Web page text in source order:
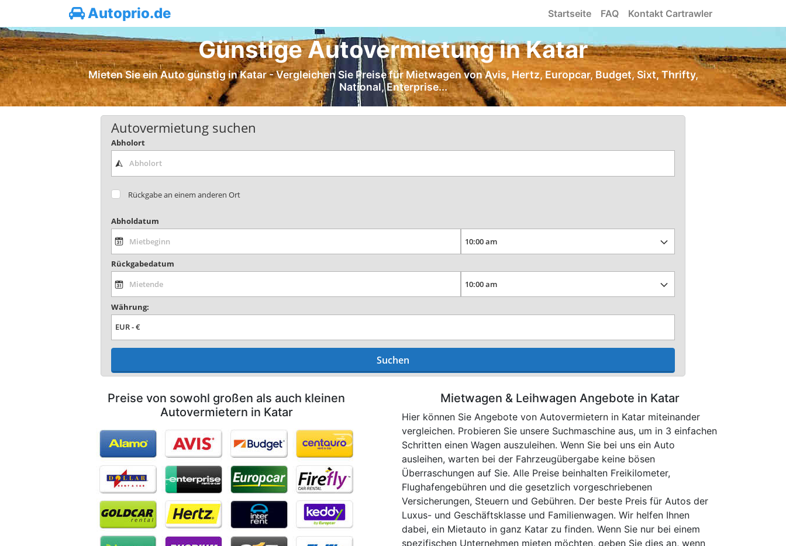
Autoprio.de Startseite FAQ Kontakt Cartrawler
Günstige Autovermietung in Katar
Mieten Sie ein Auto günstig in Katar - Vergleichen Sie Preise für Mietwagen von Avis, Hertz, Europcar, Budget, Sixt, Thrifty,
National, Enterprise...
Autovermietung suchen
Abholort
Rückgabe an einem anderen Ort
Abholdatum
Rückgabedatum
Währung:
Suchen
Preise von sowohl großen als auch kleinen
Autovermietern in Katar
Mietwagen & Leihwagen Angebote in Katar
Hier können Sie Angebote von Autovermietern in Katar miteinander
vergleichen. Probieren Sie unsere Suchmaschine aus, um in 3 einfachen
Schritten einen Wagen auszuleihen. Wenn Sie bei uns ein Auto
ausleihen, warten bei der Fahrzeugübergabe keine bösen
Überraschungen auf Sie. Alle Preise beinhalten Freikilometer,
Flughafengebühren und die gesetzlich vorgeschriebenen
Versicherungen, Steuern und Gebühren. Der beste Preis für Autos der
Luxus- und Geschäftsklasse und Familienwagen. Wir helfen Ihnen
dabei, ein Mietauto in ganz Katar zu finden. Wenn Sie nur bei einem
spezifischen Unternehmen mieten möchten, geben Sie dies an, wenn